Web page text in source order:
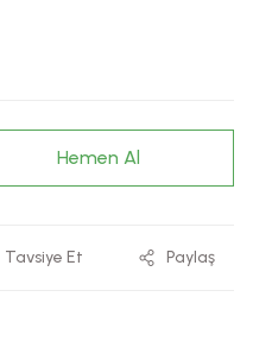
Hemen Al
Tavsiye Et Paylaş